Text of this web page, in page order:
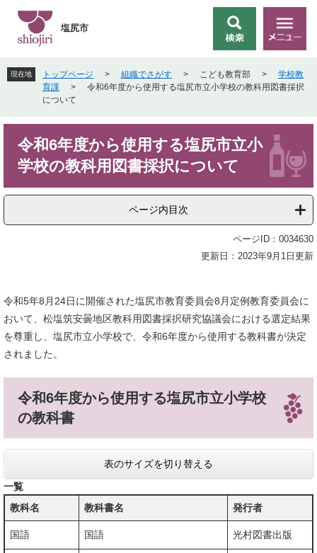
先
頭
。
を
飛
て
索
メ
ニ
ー
塩尻市
現在地 トップページ > 組織でさがす > こども教育部 >
学校教
育課
>
令和6年度から使用する塩尻市立小学校の教科用図書採択
について
令和6年度から使用する塩尻市立小
学校の教科用図書採択について
ページ内目次
ページID：0034630
更新日：2023年9月1日更新
令和5年8月24日に開催された塩尻市教育委員会8月定例教育委員会に
おいて、松塩筑安曇地区教科用図書採択研究協議会における選定結果
を尊重し、塩尻市立小学校で、令和6年度から使用する教科書が決定
されました。
令和6年度から使用する塩尻市立小学校
の教科書
表のサイズを切り替える
一覧
教科名
教科書名 発行者
国語 国語 光村図書出版